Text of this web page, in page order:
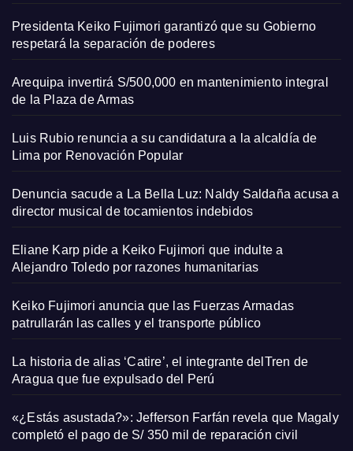
Presidenta Keiko Fujimori garantizó que su Gobierno
respetará la separación de poderes
Arequipa invertirá S/500,000 en mantenimiento integral
de la Plaza de Armas
Luis Rubio renuncia a su candidatura a la alcaldía de
Lima por Renovación Popular
Denuncia sacude a La Bella Luz: Naldy Saldaña acusa a
director musical de tocamientos indebidos
Eliane Karp pide a Keiko Fujimori que indulte a
Alejandro Toledo por razones humanitarias
Keiko Fujimori anuncia que las Fuerzas Armadas
patrullarán las calles y el transporte público
La historia de alias ‘Catire’, el integrante delTren de
Aragua que fue expulsado del Perú
«¿Estás asustada?»: Jefferson Farfán revela que Magaly
completó el pago de S/ 350 mil de reparación civil